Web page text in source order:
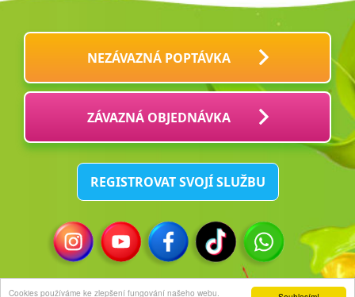
Cookies používáme ke zlepšení fungování našeho webu.
NEZÁVAZNÁ POPTÁVKA
ZÁVAZNÁ OBJEDNÁVKA
REGISTROVAT SVOJÍ SLUŽBU
© 2021 PÁRTY KLOKOČKA s.r.o.